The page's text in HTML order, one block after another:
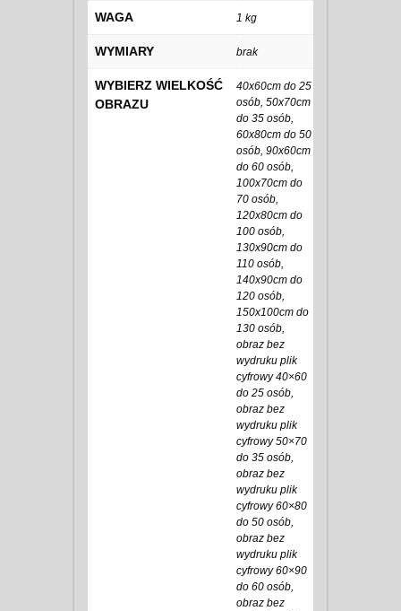
WAGA 1 kg
WYMIARY brak
WYBIERZ WIELKOŚĆ
OBRAZU
40x60cm do 25
osób, 50x70cm
do 35 osób,
60x80cm do 50
osób, 90x60cm
do 60 osób,
100x70cm do
70 osób,
120x80cm do
100 osób,
130x90cm do
110 osób,
140x90cm do
120 osób,
150x100cm do
130 osób,
obraz bez
wydruku plik
cyfrowy 40×60
do 25 osób,
obraz bez
wydruku plik
cyfrowy 50×70
do 35 osób,
obraz bez
wydruku plik
cyfrowy 60×80
do 50 osób,
obraz bez
wydruku plik
cyfrowy 60×90
do 60 osób,
obraz bez